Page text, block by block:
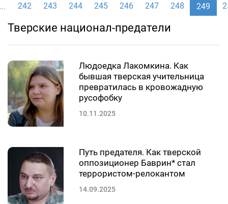
... 242 243 244 245 246 247 248 249
Тверские национал-предатели
Людоедка Лакомкина. Как
бывшая тверская учительница
превратилась в кровожадную
русофобку
10.11.2025
Путь предателя. Как тверской
оппозиционер Баврин* стал
террористом-релокантом
14.09.2025